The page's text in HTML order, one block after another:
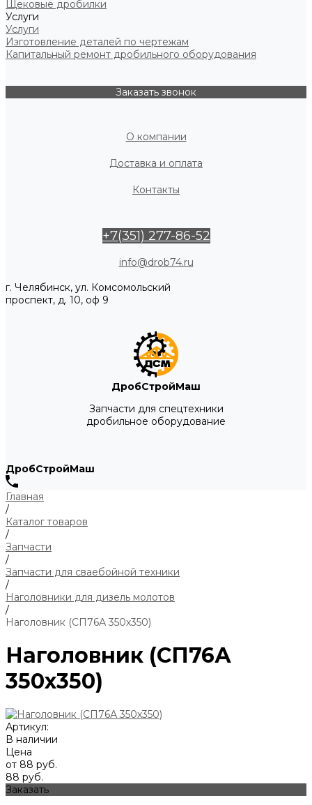
Щековые дробилки
Услуги
Услуги
Изготовление деталей по чертежам
Капитальный ремонт дробильного оборудования
Заказать звонок
О компании
Доставка и оплата
Контакты
+7(351) 277-86-52
info@drob74.ru
г. Челябинск, ул. Комсомольский
проспект, д. 10, оф 9
ДробСтройМаш
Запчасти для спецтехники
дробильное оборудование
ДробСтройМаш
Главная
/
Каталог товаров
/
Запчасти
/
Запчасти для сваебойной техники
/
Наголовники для дизель молотов
/
Наголовник (СП76А 350х350)
Наголовник (СП76А
350х350)
Артикул:
В наличии
Цена
от 88 руб.
88 руб.
Заказать